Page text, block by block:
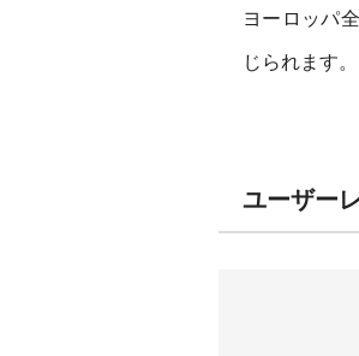
ヨーロッパ
じられます。
ユーザー